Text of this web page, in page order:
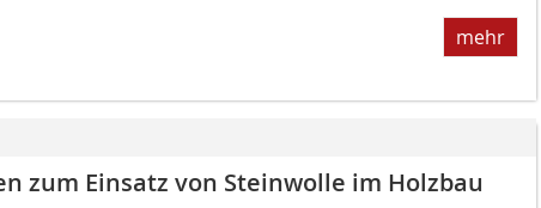
mehr
zum Einsatz von Steinwolle im Holzbau